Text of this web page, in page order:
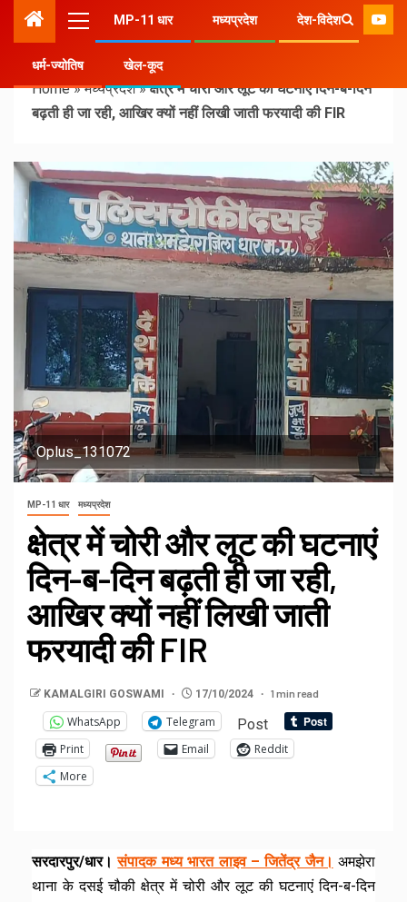
MP-11 धार मध्यप्रदेश देश-विदेश
धर्म-ज्योतिष खेल-कूद
Home»मध्यप्रदेश»क्षेत्र में चोरी और लूट की घटनाएं दिन-ब-दिन
बढ़ती ही जा रही, आखिर क्यों नहीं लिखी जाती फरयादी की FIR
Oplus_131072
MP-11 धार मध्यप्रदेश
क्षेत्र में चोरी और लूट की घटनाएं
दिन-ब-दिन बढ़ती ही जा रही,
आखिर क्यों नहीं लिखी जाती
फरयादी की FIR
KAMALGIRI GOSWAMI 17/10/2024 1 min read
WhatsApp Telegram Post
Print Email
Reddit
More
सरदारपुर/धार।संपादक मध्य भारत लाइव – जितेंद्र जैन। अमझेरा
थाना के दसई चौकी क्षेत्र में चोरी और लूट की घटनाएं दिन-ब-दिन